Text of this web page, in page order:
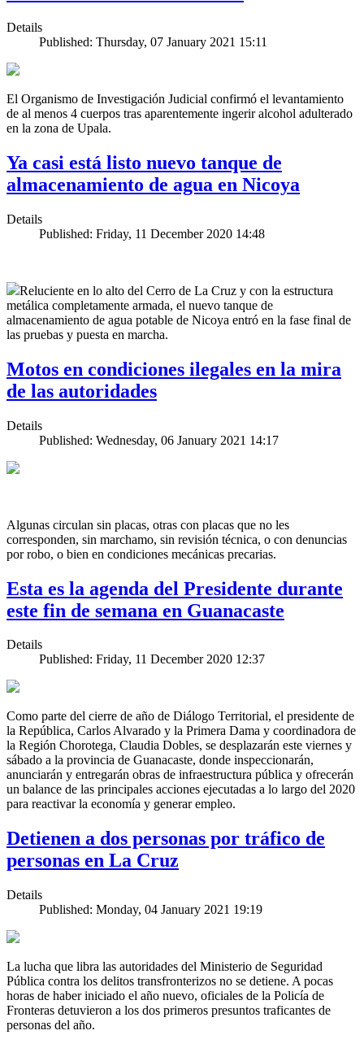
Details
Published: Thursday, 07 January 2021 15:11
El Organismo de Investigación Judicial confirmó el levantamiento
de al menos 4 cuerpos tras aparentemente ingerir alcohol adulterado
en la zona de Upala.
Ya casi está listo nuevo tanque de
almacenamiento de agua en Nicoya
Details
Published: Friday, 11 December 2020 14:48
Reluciente en lo alto del Cerro de La Cruz y con la estructura
metálica completamente armada, el nuevo tanque de
almacenamiento de agua potable de Nicoya entró en la fase final de
las pruebas y puesta en marcha.
Motos en condiciones ilegales en la mira
de las autoridades
Details
Published: Wednesday, 06 January 2021 14:17
Algunas circulan sin placas, otras con placas que no les
corresponden, sin marchamo, sin revisión técnica, o con denuncias
por robo, o bien en condiciones mecánicas precarias.
Esta es la agenda del Presidente durante
este fin de semana en Guanacaste
Details
Published: Friday, 11 December 2020 12:37
Como parte del cierre de año de Diálogo Territorial, el presidente de
la República, Carlos Alvarado y la Primera Dama y coordinadora de
la Región Chorotega, Claudia Dobles, se desplazarán este viernes y
sábado a la provincia de Guanacaste, donde inspeccionarán,
anunciarán y entregarán obras de infraestructura pública y ofrecerán
un balance de las principales acciones ejecutadas a lo largo del 2020
para reactivar la economía y generar empleo.
Detienen a dos personas por tráfico de
personas en La Cruz
Details
Published: Monday, 04 January 2021 19:19
La lucha que libra las autoridades del Ministerio de Seguridad
Pública contra los delitos transfronterizos no se detiene. A pocas
horas de haber iniciado el año nuevo, oficiales de la Policía de
Fronteras detuvieron a los dos primeros presuntos traficantes de
personas del año.